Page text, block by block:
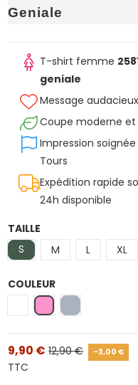
Geniale
T-shirt femme
geniale
Message
Coupe moderne
Impression soignée
Tours
Expédition rapide
24h disponible
TAILLE
S
M L XL
COULEUR
Blanc
Rose
9,90 € 12,90 € -3,00 €
TTC